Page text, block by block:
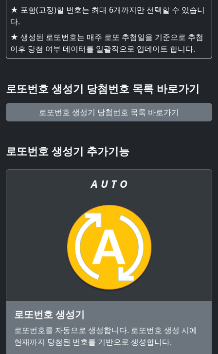
★ 포함(고정)할 번호는 최대 6개까지만 선택할 수 있습니
다.
★ 생성된 로또번호는 매주 로또 추첨일을 기준으로 추첨
이후 당첨 여부 데이터를 일괄적으로 업데이트 합니다.
로또번호 생성기 당첨번호 목록 바로가기
로또번호 생성기 당첨번호 목록 바로가기
로또번호 생성기 추가기능
A U T O
로또번호 생성기
로또번호를 자동으로 생성합니다. 로또번호 생성 시에
현재까지 당첨된 번호를 기반으로 생성합니다.